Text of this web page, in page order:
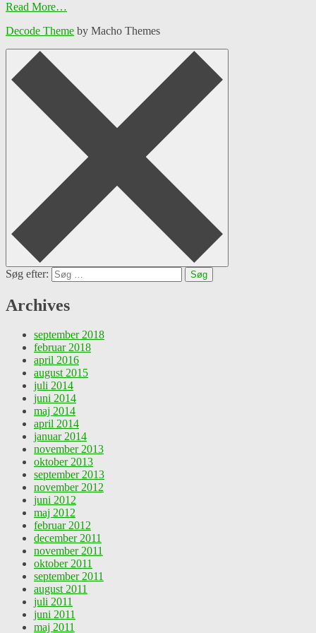
Read More…
Decode Theme by Macho Themes
Søg efter:
Archives
september 2018
februar 2018
april 2016
august 2015
juli 2014
juni 2014
maj 2014
april 2014
januar 2014
november 2013
oktober 2013
september 2013
november 2012
juni 2012
maj 2012
februar 2012
december 2011
november 2011
oktober 2011
september 2011
august 2011
juli 2011
juni 2011
maj 2011